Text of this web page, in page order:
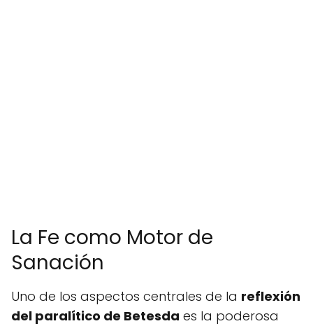
La Fe como Motor de
Sanación
Uno de los aspectos centrales de la reflexión
del paralítico de Betesda es la poderosa